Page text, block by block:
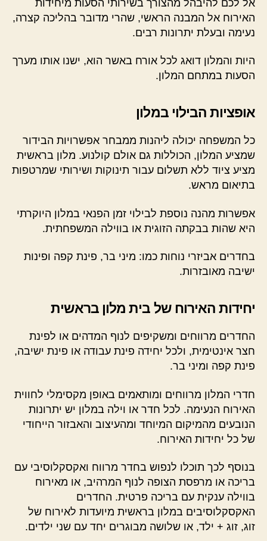
אל לכם להיבהל מהצורך בשירותי הסעות מיחידות
האירוח אל המבנה הראשי, שהרי מדובר בהליכה קצרה,
נעימה ובעלת יתרונות רבים.
היות והמלון דואג לכל אורח באשר הוא, ישנו אותו מערך
הסעות במתחם המלון.
אופציות הבילוי במלון
כל המשפחה יכולה ליהנות ממבחר אפשרויות הבידור
שמציע המלון, הכוללות גם אולם קולנוע. מלון בראשית
מציע ציוד ללא תשלום עבור תינוקות ושירותי שמרטפות
בתיאום מראש.
אפשרות מהנה נוספת לבילוי זמן הפנאי במלון היוקרתי
היא שהות בבקתה הזוגית או בווילה המשפחתית.
בחדרים אביזרי נוחות כמו: מיני בר, פינת קפה ופינות
ישיבה מאובזרות.
יחידות האירוח של בית מלון בראשית
החדרים מרווחים ומשקיפים לנוף המדהים או לפינת
חצר אינטימית, ולכל יחידה פינת עבודה או פינת ישיבה,
פינת קפה ומיני בר.
חדרי המלון מרווחים ומותאמים באופן מקסימלי לחווית
האירוח הנעימה. לכל חדר או וילה במלון יש יתרונות
הנובעים מהמיקום המיוחד ומהעיצוב והאבזור הייחודי
של כל יחידות האירוח.
בנוסף לכך תוכלו לנפוש בחדר מרווח ואקסקלוסיבי עם
בריכה או מרפסת הצופה לנוף המרהיב, או מאירוח
בווילה ענקית עם בריכה פרטית. החדרים
האקסקלוסיבים במלון בראשית מיועדות לאירוח של
זוג, זוג + ילד, או שלושה מבוגרים יחד עם שני ילדים.